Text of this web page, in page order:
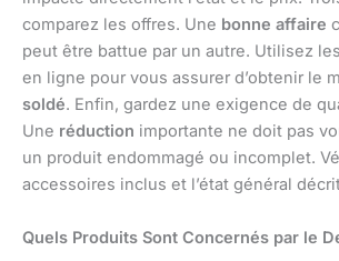
comparez les offres. Une bonne affaire
peut être battue par un autre. Utilisez
en ligne pour vous assurer d’obtenir le
soldé. Enfin, gardez une exigence de
Une réduction importante ne doit pas
un produit endommagé ou incomplet.
accessoires inclus et l’état général
Quels Produits Sont Concernés par le